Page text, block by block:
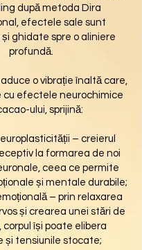
după metoda Dira
efectele sale sunt
ghidate spre o aliniere
profundă.
o vibrație înaltă care,
cu efectele neurochimice
ului, sprijină:
– creierul
la formarea de noi
ceea ce permite
și mentale durabile;
– prin relaxarea
și crearea unei stări de
corpul își poate elibera
și tensiunile stocate;